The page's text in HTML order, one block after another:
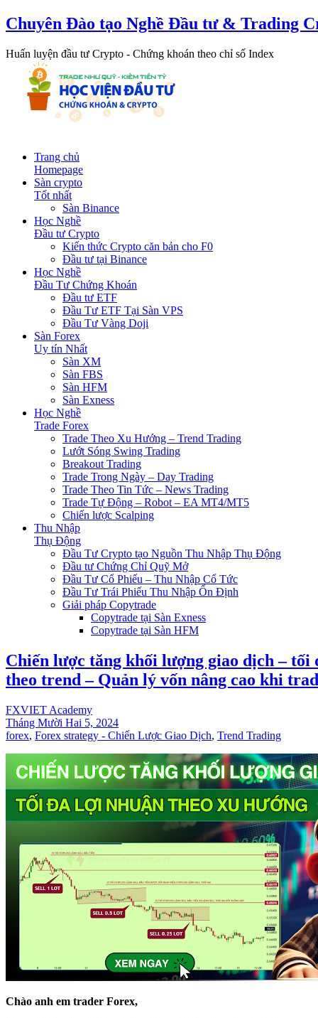
Chuyên Đào tạo Nghề Đầu tư & Trading
Huấn luyện đầu tư Crypto - Chứng khoán theo chỉ số Index
Trang chủ
Homepage
Sàn crypto
Tốt nhất
Sàn Binance
Học Nghề
Đầu tư Crypto
Kiến thức Crypto căn bản cho F0
Đầu tư tại Binance
Học Nghề
Đầu Tư Chứng Khoán
Đầu tư ETF
Đầu Tư ETF Tại Sàn VPS
Đầu Tư Vàng Doji
Sàn Forex
Uy tín Nhất
Sàn XM
Sàn FBS
Sàn HFM
Sàn Exness
Học Nghề
Trade Forex
Trade Theo Xu Hướng – Trend Trading
Lướt Sóng Swing Trading
Breakout Trading
Trade Trong Ngày – Day Trading
Trade Theo Tin Tức – News Trading
Trade Tự Động – Robot – EA MT4/MT5
Chiến lược Scalping
Thu Nhập
Thụ Động
Đầu Tư Crypto tạo Nguồn Thu Nhập Thụ Động
Đầu tư Chứng Chỉ Quỹ Mở
Đầu Tư Cổ Phiếu – Thu Nhập Cổ Tức
Đầu Tư Trái Phiếu Thu Nhập Ổn Định
Giải pháp Copytrade
Copytrade tại Sàn Exness
Copytrade tại Sàn HFM
Chiến lược tăng khối lượng giao dịch – tối
theo trend – Quản lý vốn nâng cao khi
FXVIET Academy
Tháng Mười Hai 5, 2024
forex, Forex strategy - Chiến Lược Giao Dịch, Trend Trading
Chào anh em trader Forex,